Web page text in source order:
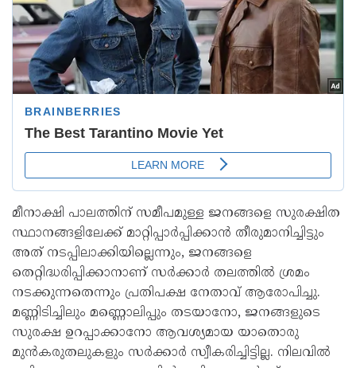
മീനാക്ഷി പാലത്തിന് സമീപമുള്ള ജനങ്ങളെ സുരക്ഷിത
സ്ഥാനങ്ങളിലേക്ക് മാറ്റിപ്പാർപ്പിക്കാൻ തീരുമാനിച്ചിട്ടും
അത് നടപ്പിലാക്കിയില്ലെന്നും, ജനങ്ങളെ
തെറ്റിദ്ധരിപ്പിക്കാനാണ് സർക്കാർ തലത്തിൽ ശ്രമം
നടക്കുന്നതെന്നും പ്രതിപക്ഷ നേതാവ് ആരോപിച്ചു.
മണ്ണിടിച്ചിലും മണ്ണൊലിപ്പും തടയാനോ, ജനങ്ങളുടെ
സുരക്ഷ ഉറപ്പാക്കാനോ ആവശ്യമായ യാതൊരു
മുൻകരുതലുകളും സർക്കാർ സ്വീകരിച്ചിട്ടില്ല. നിലവിൽ